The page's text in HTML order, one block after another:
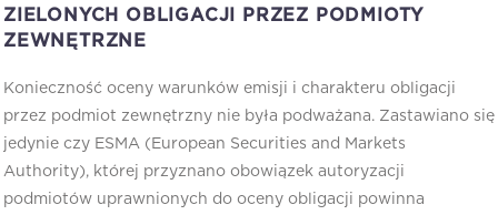
ZIELONYCH OBLIGACJI PRZEZ PODMIOTY
ZEWNĘTRZNE
Konieczność oceny warunków emisji i charakteru obligacji
przez podmiot zewnętrzny nie była podważana. Zastawiano się
jedynie czy ESMA (European Securities and Markets
Authority), której przyznano obowiązek autoryzacji
podmiotów uprawnionych do oceny obligacji powinna